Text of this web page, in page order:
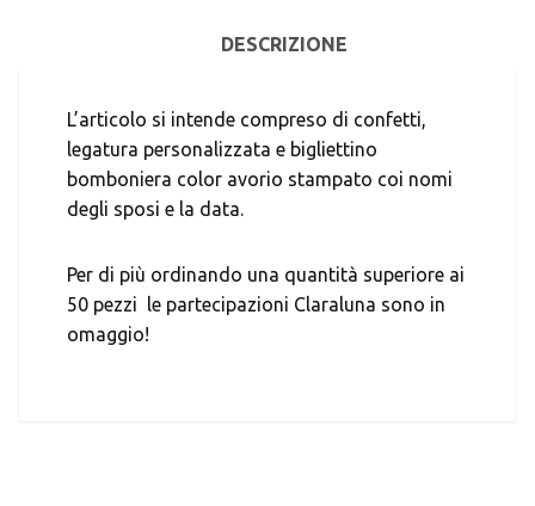
DESCRIZIONE
L’articolo si intende compreso di confetti,
legatura personalizzata e bigliettino
bomboniera color avorio stampato coi nomi
degli sposi e la data.
Per di più ordinando una quantità superiore ai
50 pezzi le partecipazioni Claraluna sono in
omaggio!